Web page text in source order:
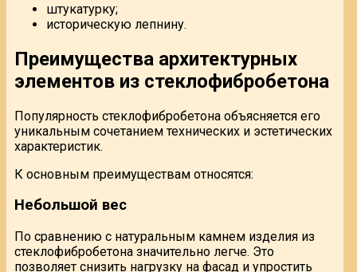
штукатурку;
историческую лепнину.
Преимущества архитектурных
элементов из стеклофибробетона
Популярность стеклофибробетона объясняется его
уникальным сочетанием технических и эстетических
характеристик.
К основным преимуществам относятся:
Небольшой вес
По сравнению с натуральным камнем изделия из
стеклофибробетона значительно легче. Это
позволяет снизить нагрузку на фасад и упростить